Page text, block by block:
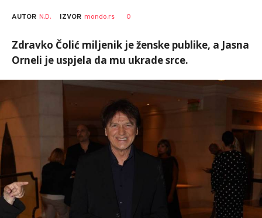
AUTOR N.D. IZVOR mondo.rs 0
Zdravko Čolić miljenik je ženske publike, a Jasna
Orneli je uspjela da mu ukrade srce.